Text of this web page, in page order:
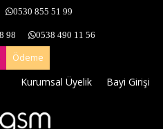
0530 855 51 99
98 0538 490 11 56
Ödeme
Kurumsal Üyelik Bayi Girişi